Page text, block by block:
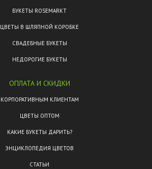
БУКЕТЫ ROSEMARKT
ЦВЕТЫ В ШЛЯПНОЙ КОРОБКЕ
СВАДЕБНЫЕ БУКЕТЫ
НЕДОРОГИЕ БУКЕТЫ
ОПЛАТА И СКИДКИ
КОРПОРАТИВНЫМ КЛИЕНТАМ
ЦВЕТЫ ОПТОМ
КАКИЕ БУКЕТЫ ДАРИТЬ?
ЭНЦИКЛОПЕДИЯ ЦВЕТОВ
СТАТЬИ